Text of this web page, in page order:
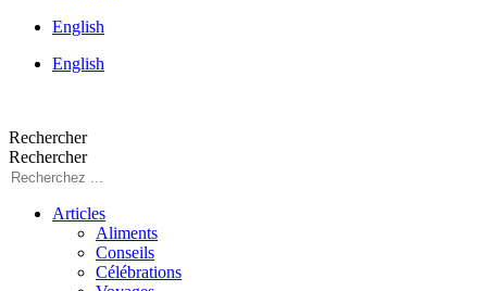
English
English
Rechercher
Rechercher
Articles
Aliments
Conseils
Célébrations